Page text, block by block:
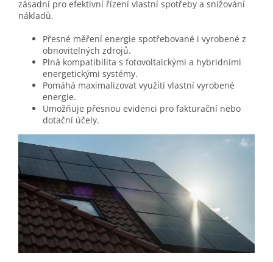
zásadní pro efektivní řízení vlastní spotřeby a snižování
nákladů.
Přesné měření energie spotřebované i vyrobené z
obnovitelných zdrojů.
Plná kompatibilita s fotovoltaickými a hybridními
energetickými systémy.
Pomáhá maximalizovat využití vlastní vyrobené
energie.
Umožňuje přesnou evidenci pro fakturační nebo
dotační účely.